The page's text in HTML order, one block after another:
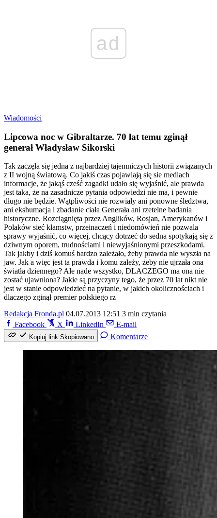
ad
Wiadomości
Lipcowa noc w Gibraltarze. 70 lat temu zginął
generał Władysław Sikorski
Tak zaczęła się jedna z najbardziej tajemniczych historii związanych
z II wojną światową. Co jakiś czas pojawiają się sie mediach
informacje, że jakąś cześć zagadki udało się wyjaśnić, ale prawda
jest taka, że na zasadnicze pytania odpowiedzi nie ma, i pewnie
długo nie będzie. Wątpliwości nie rozwiały ani ponowne śledztwa,
ani ekshumacja i zbadanie ciała Generała ani rzetelne badania
historyczne. Rozciągnięta przez Anglików, Rosjan, Amerykanów i
Polaków sieć kłamstw, przeinaczeń i niedomówień nie pozwala
sprawy wyjaśnić, co więcej, chcący dotrzeć do sedna spotykają się z
dziwnym oporem, trudnościami i niewyjaśnionymi przeszkodami.
Tak jakby i dziś komuś bardzo zależało, żeby prawda nie wyszła na
jaw. Jak a więc jest ta prawda i komu zależy, żeby nie ujrzała ona
światła dziennego? Ale nade wszystko, DLACZEGO ma ona nie
zostać ujawniona? Jakie są przyczyny tego, że przez 70 lat nikt nie
jest w stanie odpowiedzieć na pytanie, w jakich okolicznościach i
dlaczego zginął premier polskiego rz
Redakcja Fronda.pl 04.07.2013 12:51 3 min czytania
Facebook
X LinkedIn E-mail
Kopiuj link Skopiowano Komentarze